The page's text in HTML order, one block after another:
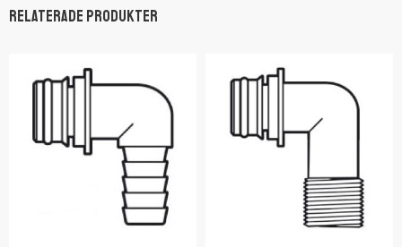
Relaterade produkter